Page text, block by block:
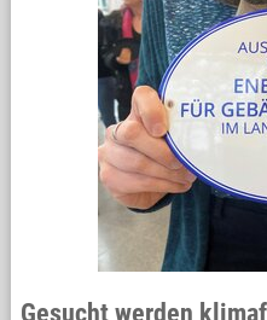
Gesucht werden